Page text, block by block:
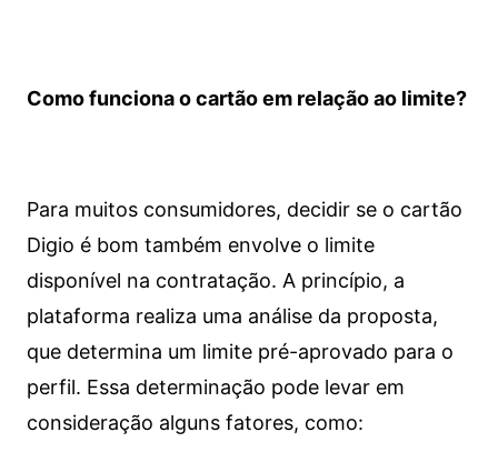
Como funciona o cartão em relação ao limite?
Para muitos consumidores, decidir se o cartão
Digio é bom também envolve o limite
disponível na contratação. A princípio, a
plataforma realiza uma análise da proposta,
que determina um limite pré-aprovado para o
perfil. Essa determinação pode levar em
consideração alguns fatores, como: